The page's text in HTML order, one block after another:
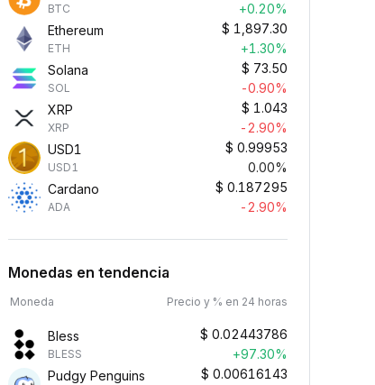
BTC
+0.20%
Ethereum
ETH
$ 1,897.30
+1.30%
Solana
SOL
$ 73.50
-0.90%
XRP
XRP
$ 1.043
-2.90%
USD1
USD1
$ 0.99953
0.00%
Cardano
ADA
$ 0.187295
-2.90%
Monedas en tendencia
Moneda Precio y % en 24 horas
Bless
BLESS
$ 0.02443786
+97.30%
Pudgy Penguins
$ 0.00616143